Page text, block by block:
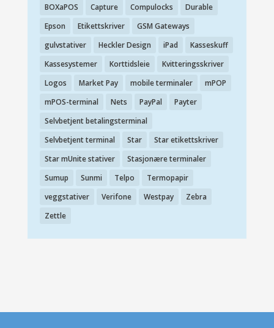
BOXaPOS
Capture Compulocks
Durable
Epson
Etikettskriver
GSM Gateways
gulvstativer
Heckler Design iPad
Kasseskuff
Kassesystemer
Korttidsleie
Kvitteringsskriver
Logos
Market Pay mobile terminaler
mPOP
mPOS-terminal
Nets PayPal
Payter
Selvbetjent betalingsterminal
Selvbetjent terminal
Star
Star etikettskriver
Star mUnite stativer
Stasjonære terminaler
Sumup
Sunmi Telpo
Termopapir
veggstativer
Verifone Westpay
Zebra
Zettle